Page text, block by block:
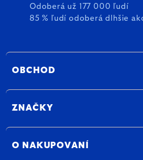
Odoberá už 177 000 ľudí
85 % ľudí odoberá dlhšie
OBCHOD
ZNAČKY
O NAKUPOVANÍ